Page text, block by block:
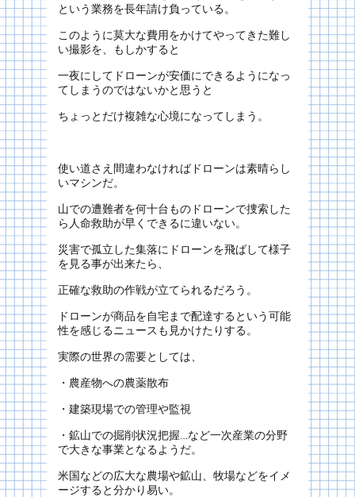
という業務を長年請け負っている。
このように莫大な費用をかけてやってきた難し
い撮影を、もしかすると
一夜にしてドローンが安価にできるようになっ
てしまうのではないかと思うと
ちょっとだけ複雑な心境になってしまう。
使い道さえ間違わなければドローンは素晴らし
いマシンだ。
山での遭難者を何十台ものドローンで捜索した
ら人命救助が早くできるに違いない。
災害で孤立した集落にドローンを飛ばして様子
を見る事が出来たら、
正確な救助の作戦が立てられるだろう。
ドローンが商品を自宅まで配達するという可能
性を感じるニュースも見かけたりする。
実際の世界の需要としては、
・農産物への農薬散布
・建築現場での管理や監視
・鉱山での掘削状況把握…など一次産業の分野
で大きな事業となるようだ。
米国などの広大な農場や鉱山、牧場などをイメ
ージすると分かり易い。